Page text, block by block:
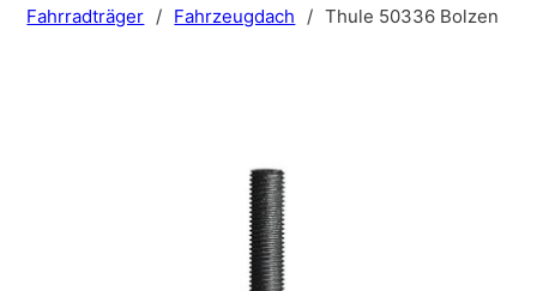
Fahrradträger / Fahrzeugdach / Thule 50336 Bolzen